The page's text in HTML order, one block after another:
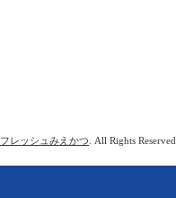
フレッシュみえかつ . All Rights Reserved.